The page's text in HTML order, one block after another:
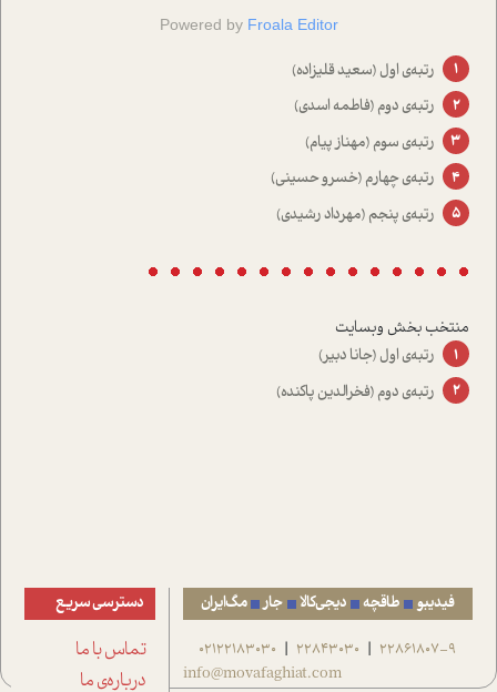
Powered by Froala Editor
رتبه‌ي اول (سعيد قليزاده)
رتبه‌ی دوم (فاطمه اسدي)
رتبه‌ی سوم (مهناز پيام)
رتبه‌ی چهارم (خسرو حسيني)
رتبه‌ی پنجم (مهرداد رشيدي)
منتخب بخش وبسایت
رتبه‌ي اول (جانا دبير)
رتبه‌ی دوم (فخرالدين پاکنده)
فیدیبو طاقچه دیجی‌کالا جار مگ‌ایران
22861807-9
|
22843030
|
02122183030
info@movafaghiat.com
دسترسی سریع
تماس با ما
درباره‌ی ما